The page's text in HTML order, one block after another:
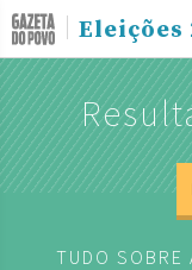
Eleições
TUDO SOBRE